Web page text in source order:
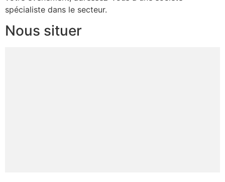
spécialiste dans le secteur.
Nous situer